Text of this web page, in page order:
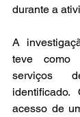
durante a
A
teve como
serviços
acesso de